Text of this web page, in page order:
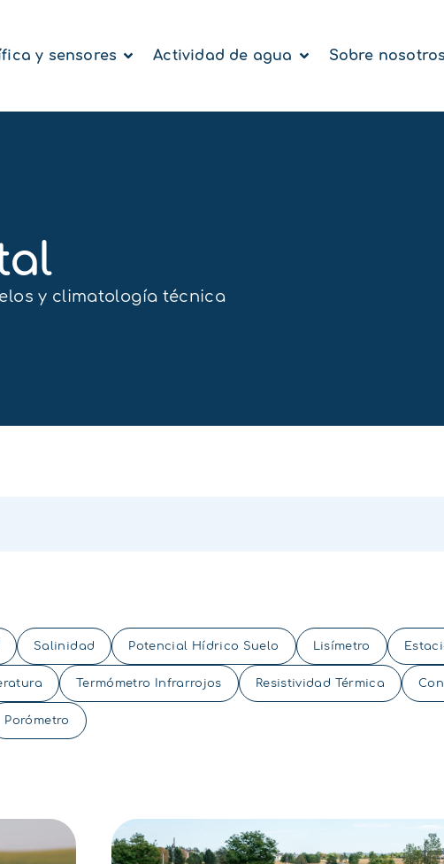
y sensores Actividad de agua Sobre nosotros
y climatología técnica
Salinidad Potencial Hídrico Suelo Lisímetro
Termómetro Infrarrojos Resistividad Térmica
Porómetro